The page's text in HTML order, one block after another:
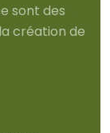
sont des
création de